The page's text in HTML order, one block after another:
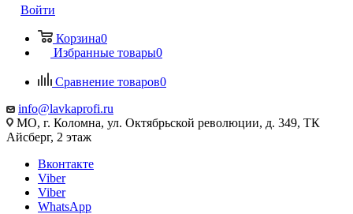
Войти
Корзина0
Избранные товары0
Сравнение товаров0
info@lavkaprofi.ru
МО, г. Коломна, ул. Октябрьской революции, д. 349, ТК
Айсберг, 2 этаж
Вконтакте
Viber
Viber
WhatsApp